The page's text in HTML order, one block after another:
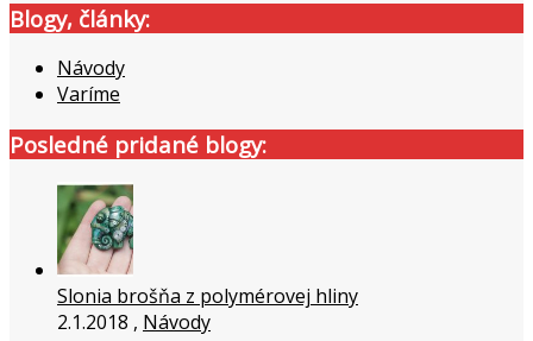
Blogy, články:
Návody
Varíme
Posledné pridané blogy:
Slonia brošňa z polymérovej hliny
2.1.2018 , Návody